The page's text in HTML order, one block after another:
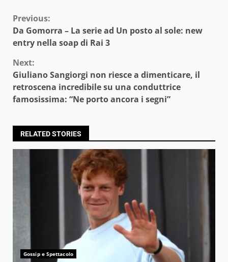
Continue
Reading
Previous:
Da Gomorra – La serie ad Un posto al sole: new
entry nella soap di Rai 3
Next:
Giuliano Sangiorgi non riesce a dimenticare, il
retroscena incredibile su una conduttrice
famosissima: “Ne porto ancora i segni”
RELATED STORIES
Gossip e Spettacolo